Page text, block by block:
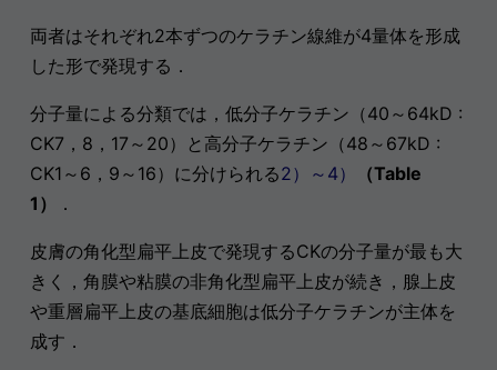
両者はそれぞれ2本ずつのケラチン線維が4量体を形成
した形で発現する．
分子量による分類では，低分子ケラチン（40～64kD :
CK7，8，17～20）と高分子ケラチン（48～67kD :
CK1～6，9～16）に分けられる2）～4）
（Table
1）
．
皮膚の角化型扁平上皮で発現するCKの分子量が最も大
きく，角膜や粘膜の非角化型扁平上皮が続き，腺上皮
や重層扁平上皮の基底細胞は低分子ケラチンが主体を
成す．